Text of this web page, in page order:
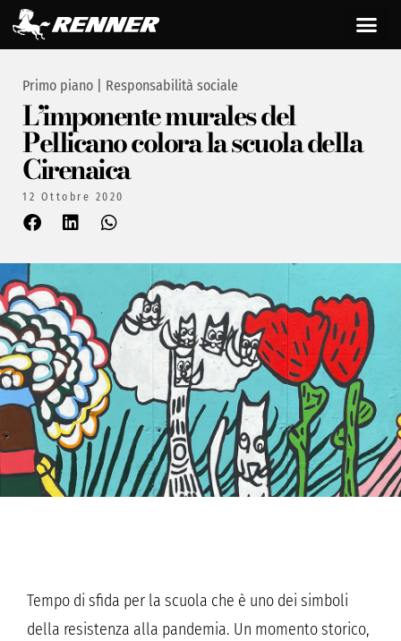
Primo piano Responsabilità sociale
L’imponente murales del
Pellicano colora la scuola della
Cirenaica
12 Ottobre 2020
Tempo di sfida per la scuola che è uno dei simboli
della resistenza alla pandemia. Un momento storico,